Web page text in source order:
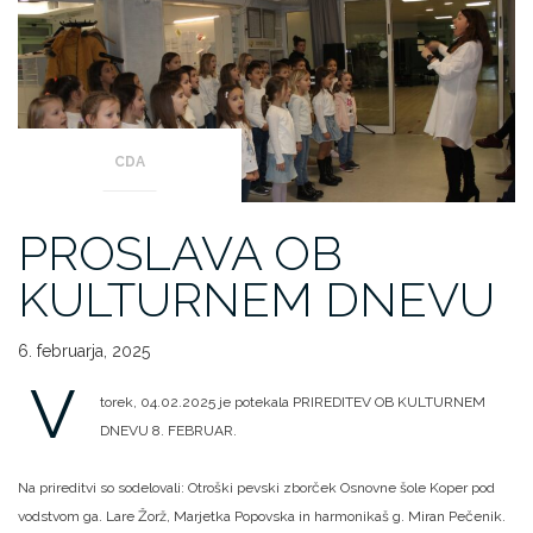
CDA
PROSLAVA OB
KULTURNEM DNEVU
6. februarja, 2025
V
torek, 04.02.2025 je potekala PRIREDITEV OB KULTURNEM
DNEVU 8. FEBRUAR.
Na prireditvi so sodelovali: Otroški pevski zborček Osnovne šole Koper pod
vodstvom ga. Lare Žorž, Marjetka Popovska in harmonikaš g. Miran Pečenik.